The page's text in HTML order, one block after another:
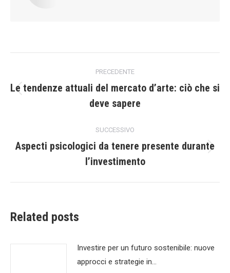
tra
PRECEDENTE
precedente:
Le tendenze attuali del mercato d’arte: ciò che si
deve sapere
SUCCESSIVO
Prossimo
post:
Aspecti psicologici da tenere presente durante
l’investimento
Related posts
Investire per un futuro sostenibile: nuove
approcci e strategie in…